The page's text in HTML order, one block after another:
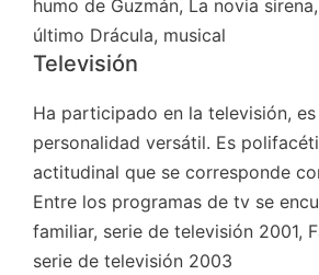
humo de Guzmán, La novia
último Drácula, musical
Televisión
Ha participado en la televisión, es
personalidad versátil. Es
actitudinal que se corresponde
Entre los programas de tv se
familiar, serie de televisión 2001,
serie de televisión 2003